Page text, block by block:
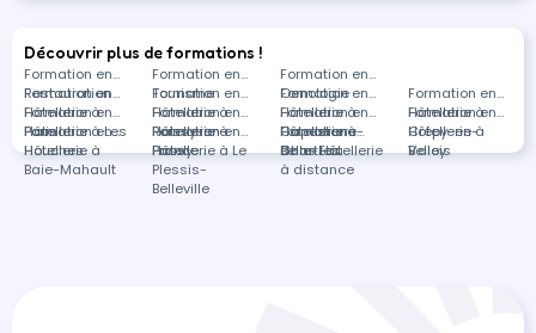
Découvrir plus de formations !
Formation en
Restauration
Formation en
Tourisme
Formation en
Oenologie
Formation en
Hôtellerie à
Paris
Formation en
Hôtellerie à
Roissy-en-
France
Formation en
Hôtellerie à
Capesterre-
Belle-Eau
Formation en
Hôtellerie à
Crépy-en-
Valois
Formation en
Hôtellerie à Les
Houches
Formation en
Hôtellerie à
Passy
Formation en
Hôtellerie à
Chartres
Formation en
Hôtellerie à
Belley
Formation en
Hôtellerie à
Baie-Mahault
Formation en
Hôtellerie à Le
Plessis-
Belleville
Formations
dans Hôtellerie
à distance